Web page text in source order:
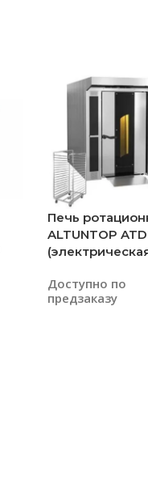
Печь
ALTUNTOP
Доступно по
предзаказу